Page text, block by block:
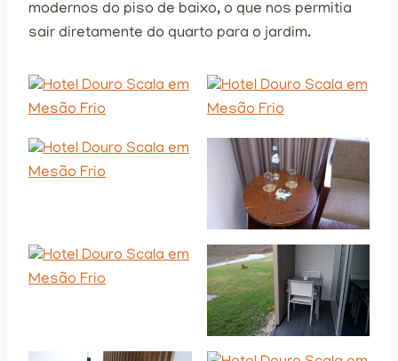
modernos do piso de baixo, o que nos permitia
sair diretamente do quarto para o jardim.